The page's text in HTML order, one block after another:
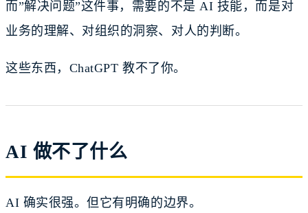
而”解决问题”这件事，需要的不是 AI 技能，而是对
业务的理解、对组织的洞察、对人的判断。
这些东西，ChatGPT 教不了你。
AI 做不了什么
AI 确实很强。但它有明确的边界。